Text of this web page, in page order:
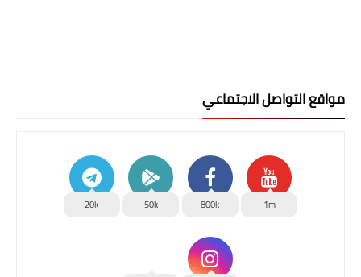
مواقع التواصل الاجتماعي
1m
800k
50k
20k